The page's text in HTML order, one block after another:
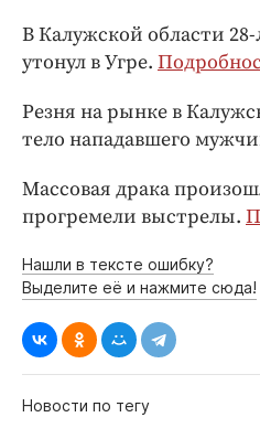
В Калужской области
утонул в Угре.
Резня на рынке в
тело нападавшего
Массовая драка
прогремели выстрелы.
Нашли в тексте ошибку?
Выделите её и нажмите сюда!
Новости по тегу